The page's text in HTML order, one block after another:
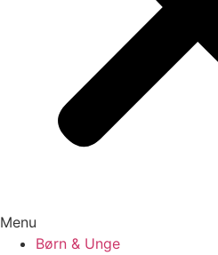
Menu
Børn & Unge